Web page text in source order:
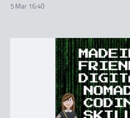
5 Mar 16:40